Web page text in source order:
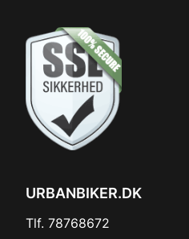
URBANBIKER.DK
Tlf. 78768672